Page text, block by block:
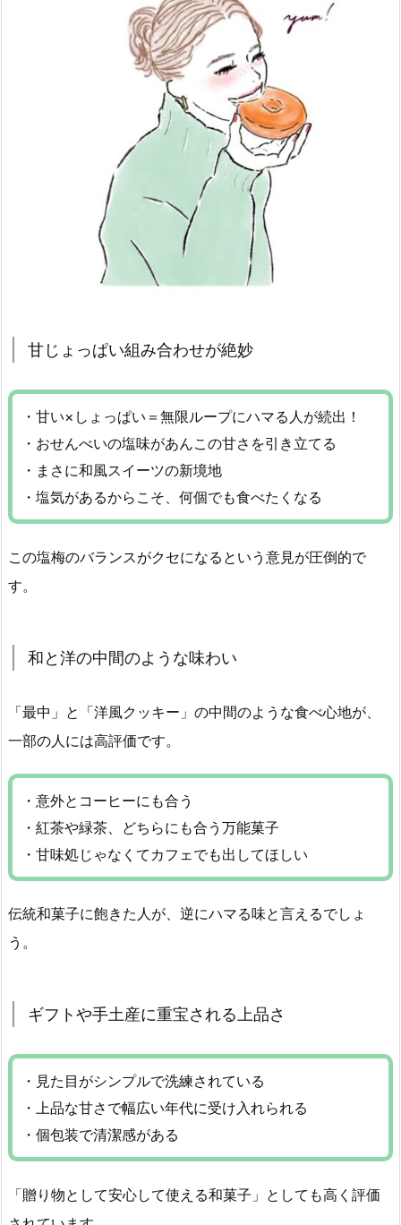
甘じょっぱい組み合わせが絶妙
・甘い×しょっぱい＝無限ループにハマる人が続出！
・おせんべいの塩味があんこの甘さを引き立てる
・まさに和風スイーツの新境地
・塩気があるからこそ、何個でも食べたくなる
この塩梅のバランスがクセになるという意見が圧倒的で
す。
和と洋の中間のような味わい
「最中」と「洋風クッキー」の中間のような食べ心地が、
一部の人には高評価です。
・意外とコーヒーにも合う
・紅茶や緑茶、どちらにも合う万能菓子
・甘味処じゃなくてカフェでも出してほしい
伝統和菓子に飽きた人が、逆にハマる味と言えるでしょ
う。
ギフトや手土産に重宝される上品さ
・見た目がシンプルで洗練されている
・上品な甘さで幅広い年代に受け入れられる
・個包装で清潔感がある
「贈り物として安心して使える和菓子」としても高く評価